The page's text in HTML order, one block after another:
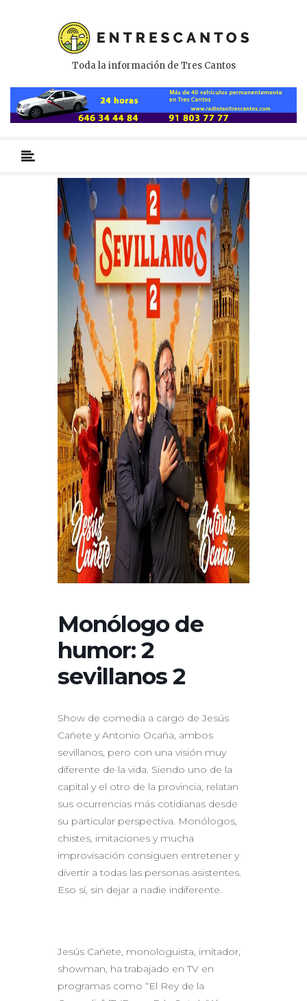
Toda la información de Tres Cantos
primario
Monólogo de
humor: 2
sevillanos 2
Show de comedia a cargo de Jesús
Cañete y Antonio Ocaña, ambos
sevillanos, pero con una visión muy
diferente de la vida. Siendo uno de la
capital y el otro de la provincia, relatan
sus ocurrencias más cotidianas desde
su particular perspectiva. Monólogos,
chistes, imitaciones y mucha
improvisación consiguen entretener y
divertir a todas las personas asistentes.
Eso sí, sin dejar a nadie indiferente.
Jesús Cañete, monologuista, imitador,
showman, ha trabajado en TV en
programas como “El Rey de la